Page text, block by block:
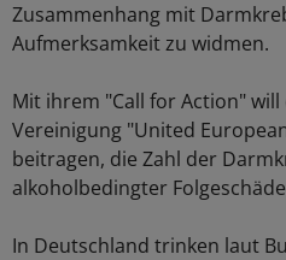
Zusammenhang mit
Aufmerksamkeit zu widmen.
Mit ihrem "Call for Action"
Vereinigung "United
beitragen, die Zahl der
alkoholbedingter
In Deutschland trinken laut